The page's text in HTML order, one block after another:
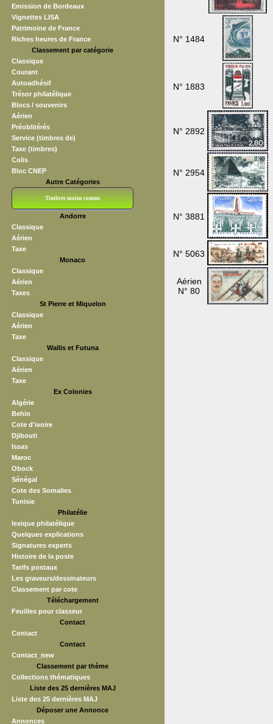
Emission de Bordeaux
Vignettes LISA
Patrimoine de France
Riches heures de France
Classement par catégorie
Classique
Courant
Autoadhésif
Trésor philatélique
Blocs / souvenirs
Aérien
Préoblitérés
Service (timbres de)
Taxe (timbres)
Colis
Bloc CNEP
Autre Catégories
Timbres moins connus
Andorre
Classique
Aérien
Taxe
Monaco
Classique
Aérien
Taxes
St Pierre et Miquelon
Classique
Aérien
Taxe
Wallis et Futuna
Classique
Aérien
Taxe
Ex Colonies
Algérie
Behin
Cote d'ivoire
Djibouti
Issas
Maroc
Obock
Sénégal
Cote des Somalies
Tunisie
Philatélie
lexique philatélique
Quelques explications
Signatures experts
Histoire de la poste
Tarifs postaux
Les graveurs/dessinateurs
Classement par cote
Téléchargement
Feuilles pour classeur
Contact
Contact
Contact
Contact_new
Classement par thème
Collections thématiques
Liste des 25 dernières MAJ
Liste des 25 dernières MAJ
Déposer une Annonce
Annonces
N° 1484
N° 1883
N° 2892
N° 2954
N° 3881
N° 5063
Aérien
N° 80